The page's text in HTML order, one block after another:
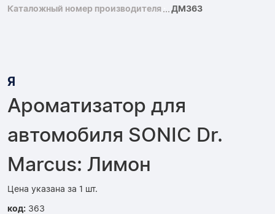
Каталожный номер производителя ДМ363
Я
Ароматизатор для
автомобиля SONIC Dr.
Marcus: Лимон
Цена указана за 1 шт.
код: 363